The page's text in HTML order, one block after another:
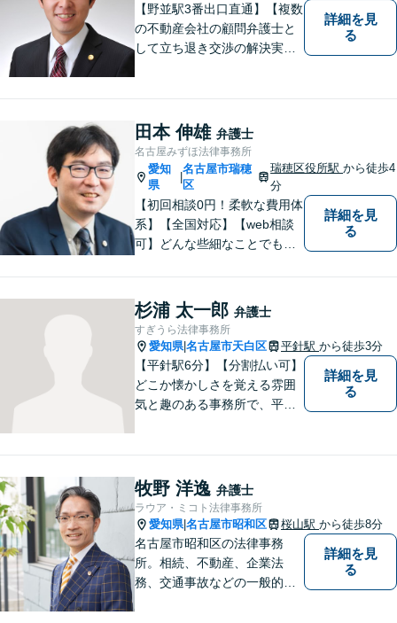
【野並駅3番出口直通】【複数
の不動産会社の顧問弁護士と
して立ち退き交渉の解決実績
被害者側に限る）、離婚、企
業及び個人事業主の顧問に関
する相談は初回相談無料で
す。
詳細を見
る
田本 伸雄 弁護士
名古屋みずほ法律事務所
愛知
県
名古屋市瑞穂
区
瑞穂区役所駅から徒歩4
分
【初回相談0円！柔軟な費用体
系】【全国対応】【web相談
可】どんな些細なことでもお
ターネット／削除請求や開示
請求、利用規約などのトラブ
ルはお任せ！相続／感情面の
納得感を重視します。
詳細を見
る
杉浦 太一郎 弁護士
すぎうら法律事務所
愛知県|名古屋市天白区 平針駅 から徒歩3分
【平針駅6分】【分割払い可】
どこか懐かしさを覚える雰囲
気と趣のある事務所で、平針
た幅広い対応業務で問題解決
に取り組みます。
詳細を見
る
牧野 洋逸 弁護士
ラウア・ミコト法律事務所
愛知県|名古屋市昭和区 桜山駅 から徒歩8分
名古屋市昭和区の法律事務
所。相続、不動産、企業法
務、交通事故などの一般的な
詳細を見
る